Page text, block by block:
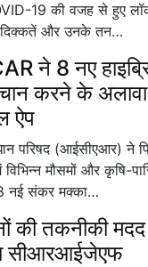
19 की वजह से हुए
दिक्कतें और उनके तन…
ने 8 नए
करने के अलावा
ऐप
परिषद (आईसीएआर) ने
मौसमों और कृषि-
नई संकर मक्का…
की तकनीकी
सीआरआईजेएफ